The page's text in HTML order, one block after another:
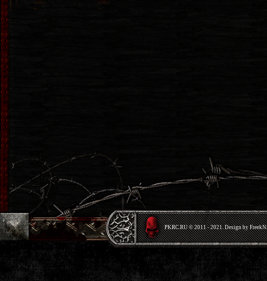
PKRС.RU © 2011 - 2021. Design by